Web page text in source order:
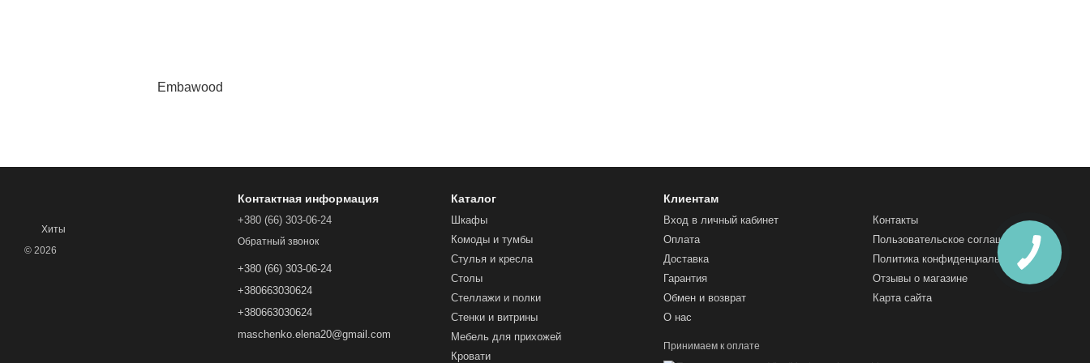
Embawood
Хиты
© 2026
Контактная информация
+380 (66) 303-06-24
Обратный звонок
+380 (66) 303-06-24
+380663030624
+380663030624
maschenko.elena20@gmail.com
Каталог
Шкафы
Комоды и тумбы
Стулья и кресла
Столы
Стеллажи и полки
Стенки и витрины
Мебель для прихожей
Кровати
Клиентам
Вход в личный кабинет
Оплата
Доставка
Гарантия
Обмен и возврат
О нас
Контакты
Пользовательское соглашение
Политика конфиденциальности
Отзывы о магазине
Карта сайта
Принимаем к оплате